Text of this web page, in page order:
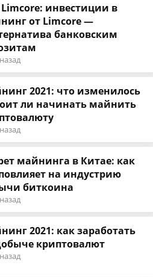
Limcore: инвестиции в
от Limcore —
банковским
2021: что изменилось
ли начинать майнить
майнинга в Китае: как
на индустрию
биткоина
2021: как заработать
криптовалют